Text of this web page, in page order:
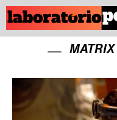
MATRIX